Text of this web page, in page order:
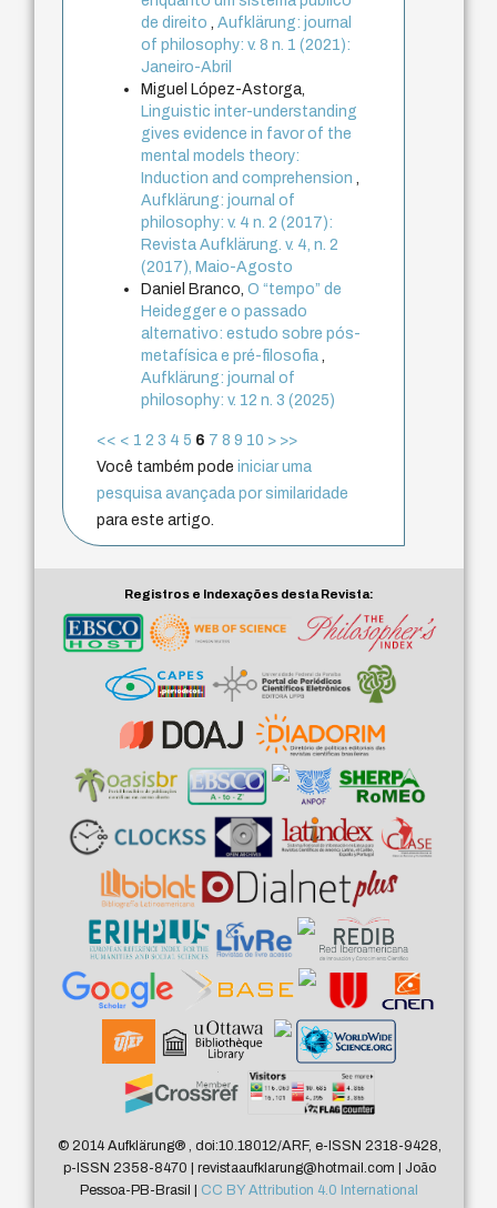
de direito,Aufklärung: journal
of philosophy: v. 8 n. 1 (2021):
Janeiro-Abril
Miguel López-Astorga,
Linguistic inter-understanding
gives evidence in favor of the
mental models theory:
Induction and comprehension,
Aufklärung: journal of
philosophy: v. 4 n. 2 (2017):
Revista Aufklärung. v. 4, n. 2
(2017), Maio-Agosto
Daniel Branco,O “tempo” de
Heidegger e o passado
alternativo: estudo sobre pós-
metafísica e pré-filosofia,
Aufklärung: journal of
philosophy: v. 12 n. 3 (2025)
<< < 1 2 3 4 5 6 7 8 9 10 > >>
Você também podeiniciar uma
pesquisa avançada por similaridade
para este artigo.
Registros e Indexações desta Revista:
© 2014 Aufklärung®, doi:10.18012/ARF, e-ISSN 2318-9428,
p-ISSN 2358-8470 | revistaaufklarung@hotmail.com | João
Pessoa-PB-Brasil | CC BY Attribution 4.0 International